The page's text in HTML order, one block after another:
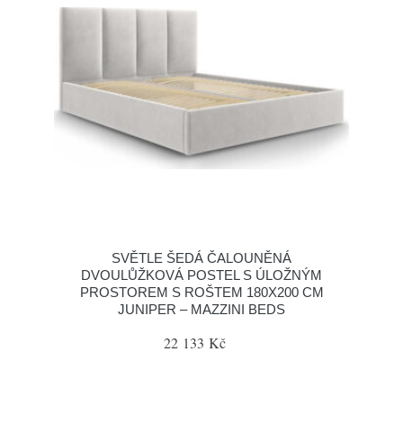
SVĚTLE ŠEDÁ ČALOUNĚNÁ
DVOULŮŽKOVÁ POSTEL S ÚLOŽNÝM
PROSTOREM S ROŠTEM 180X200 CM
JUNIPER – MAZZINI BEDS
22 133 Kč